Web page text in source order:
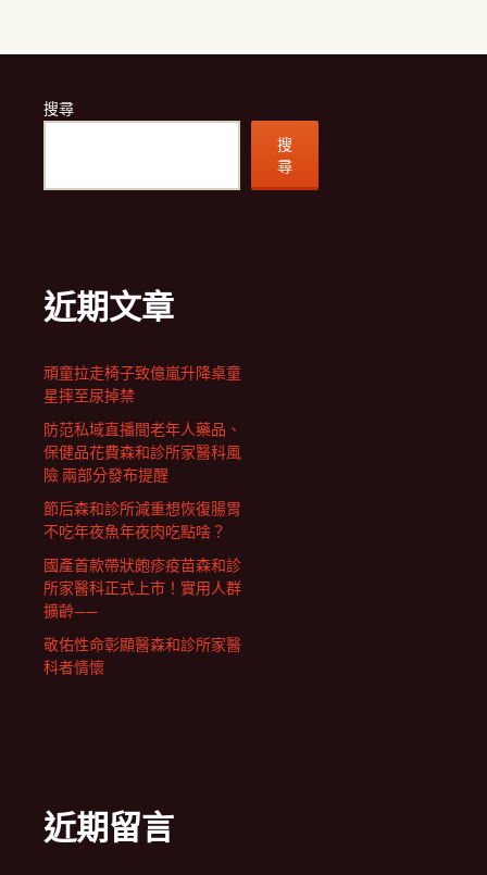
搜尋
搜
尋
近期文章
頑童拉走椅子致億嵐升降桌童
星摔至尿掉禁
防范私域直播間老年人藥品、
保健品花費森和診所家醫科風
險 兩部分發布提醒
節后森和診所減重想恢復腸胃
不吃年夜魚年夜肉吃點啥？
國產首款帶狀皰疹疫苗森和診
所家醫科正式上市！實用人群
擴齡——
敬佑性命彰顯醫森和診所家醫
科者情懷
近期留言